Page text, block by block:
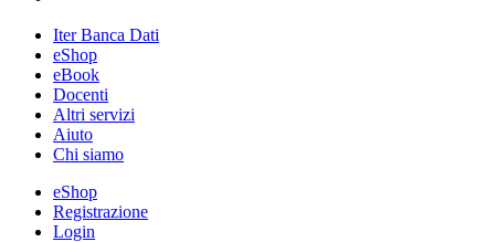
Iter Banca Dati
eShop
eBook
Docenti
Altri servizi
Aiuto
Chi siamo
eShop
Registrazione
Login